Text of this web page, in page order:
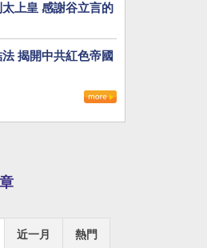
上皇 感謝谷立言的
法 揭開中共紅色帝國
近一月 熱門